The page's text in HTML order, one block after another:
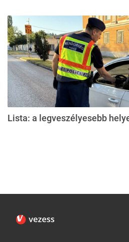
Lista: a legveszélyesebb